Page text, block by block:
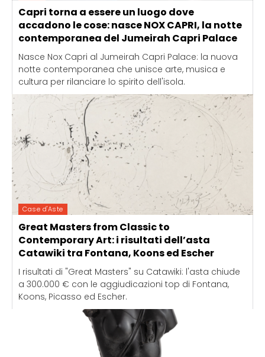
Capri torna a essere un luogo dove
accadono le cose: nasce NOX CAPRI, la notte
contemporanea del Jumeirah Capri Palace
Nasce Nox Capri al Jumeirah Capri Palace: la nuova
notte contemporanea che unisce arte, musica e
cultura per rilanciare lo spirito dell'isola.
Case d'Aste
Great Masters from Classic to
Contemporary Art: i risultati dell’asta
Catawiki tra Fontana, Koons ed Escher
I risultati di "Great Masters" su Catawiki: l'asta chiude
a 300.000 € con le aggiudicazioni top di Fontana,
Koons, Picasso ed Escher.